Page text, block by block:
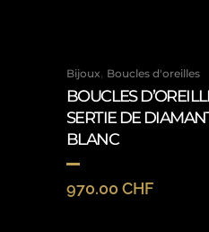
Bijoux, Boucles d'oreilles
BOUCLES
SERTIE DE
BLANC
970.00 CHF